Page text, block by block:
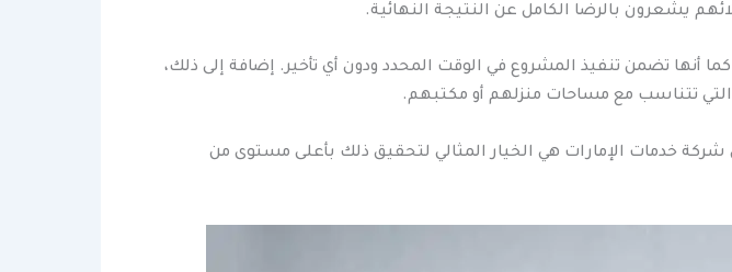
يشعرون بالرضا الكامل عن النتيجة النهائية.
أنها تضمن تنفيذ المشروع في الوقت المحدد ودون أي تأخير. إضافة إلى ذلك،
التي تتناسب مع مساحات منزلهم أو مكتبهم.
خدمات الإمارات هي الخيار المثالي لتحقيق ذلك بأعلى مستوى من